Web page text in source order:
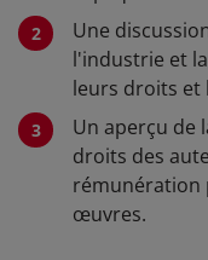
Une
l'industrie et
leurs droits
Un aperçu de
droits des
rémunération
œuvres.